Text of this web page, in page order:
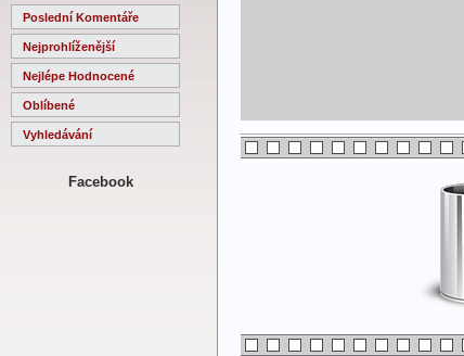
Poslední Komentáře
Nejprohlíženější
Nejlépe Hodnocené
Oblíbené
Vyhledávání
Facebook